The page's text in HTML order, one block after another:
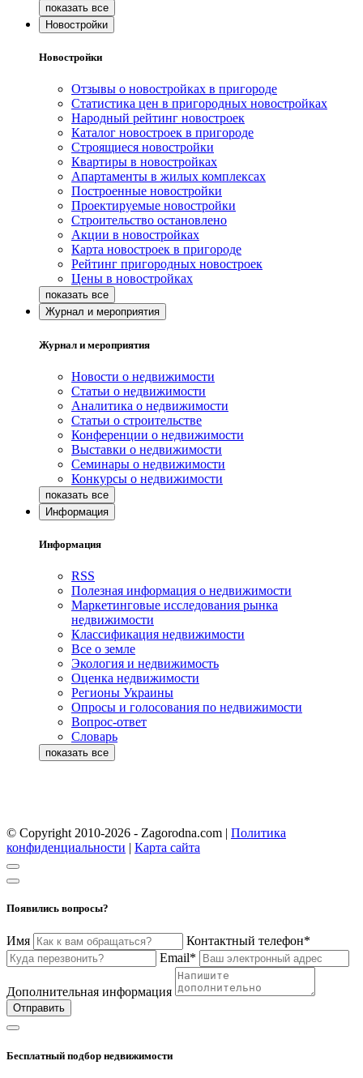
Новостройки
Новостройки
Отзывы о новостройках в пригороде
Статистика цен в пригородных новостройках
Народный рейтинг новостроек
Каталог новостроек в пригороде
Строящиеся новостройки
Квартиры в новостройках
Апартаменты в жилых комплексах
Построенные новостройки
Проектируемые новостройки
Строительство остановлено
Акции в новостройках
Карта новостроек в пригороде
Рейтинг пригородных новостроек
Цены в новостройках
Журнал и мероприятия
Журнал и мероприятия
Новости о недвижимости
Статьи о недвижимости
Аналитика о недвижимости
Статьи о строительстве
Конференции о недвижимости
Выставки о недвижимости
Семинары о недвижимости
Конкурсы о недвижимости
Информация
Информация
RSS
Полезная информация о недвижимости
Маркетинговые исследования рынка
недвижимости
Классификация недвижимости
Все о земле
Экология и недвижимость
Оценка недвижимости
Регионы Украины
Опросы и голосования по недвижимости
Вопрос-ответ
Словарь
© Copyright 2010-2026 - Zagorodna.com | Политика
конфиденциальности | Карта сайта
Появились вопросы?
Имя
Контактный телефон*
Email*
Дополнительная информация
Отправить
Бесплатный подбор недвижимости